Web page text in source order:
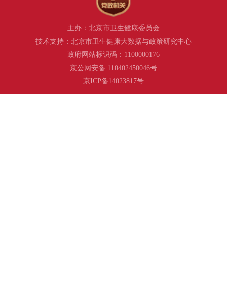
主办：北京市卫生健康委员会
技术支持：北京市卫生健康大数据与政策研究中心
政府网站标识码：1100000176
京公网安备 110402450046号
京ICP备14023817号